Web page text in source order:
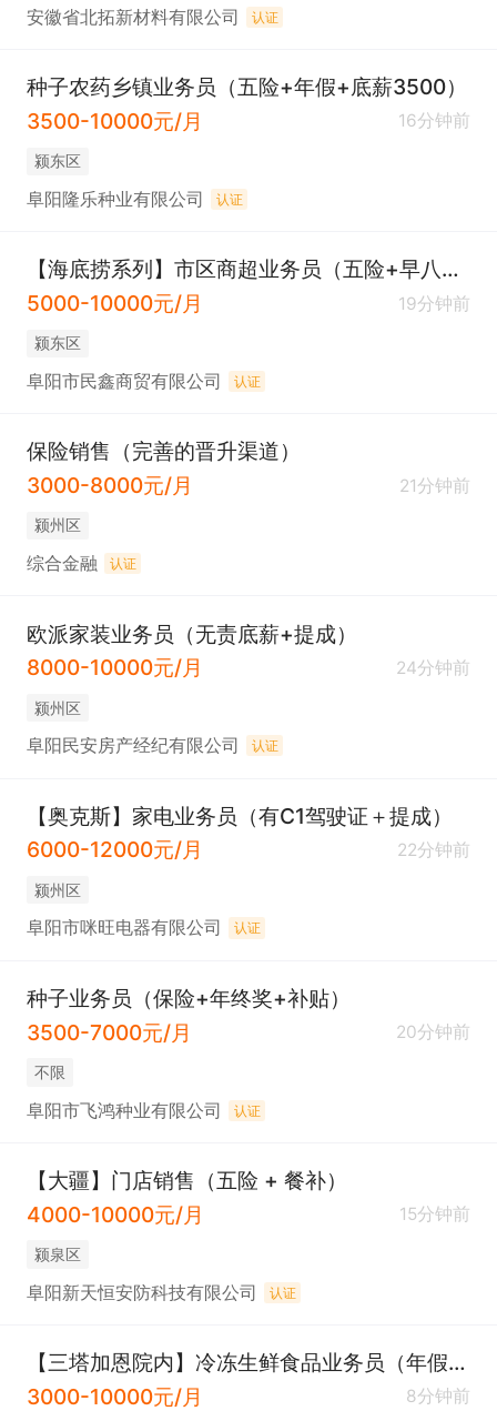
安徽省北拓新材料有限公司 认证
种子农药乡镇业务员（五险+年假+底薪3500）
3500-10000元/月
16分钟前
颍东区
阜阳隆乐种业有限公司 认证
【海底捞系列】市区商超业务员（五险+早八晚六）
5000-10000元/月
19分钟前
颍东区
阜阳市民鑫商贸有限公司 认证
保险销售（完善的晋升渠道）
3000-8000元/月
21分钟前
颍州区
综合金融 认证
欧派家装业务员（无责底薪+提成）
8000-10000元/月
24分钟前
颍州区
阜阳民安房产经纪有限公司 认证
【奥克斯】家电业务员（有C1驾驶证＋提成）
6000-12000元/月
22分钟前
颍州区
阜阳市咪旺电器有限公司 认证
种子业务员（保险+年终奖+补贴）
3500-7000元/月
20分钟前
不限
阜阳市飞鸿种业有限公司 认证
【大疆】门店销售（五险 + 餐补）
4000-10000元/月
15分钟前
颍泉区
阜阳新天恒安防科技有限公司 认证
【三塔加恩院内】冷冻生鲜食品业务员（年假+提成）
3000-10000元/月
8分钟前